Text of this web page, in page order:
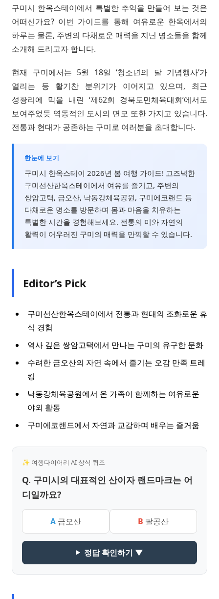
구미시 한옥스테이에서 특별한 추억을 만들어 보는 것은
어떠신가요? 이번 가이드를 통해 여유로운 한옥에서의
하루는 물론, 주변의 다채로운 매력을 지닌 명소들을 함께
소개해 드리고자 합니다.
현재 구미에서는 5월 18일 ‘청소년의 달 기념행사’가
열리는 등 활기찬 분위기가 이어지고 있으며, 최근
성황리에 막을 내린 ‘제62회 경북도민체육대회’에서도
보여주었듯 역동적인 도시의 면모 또한 가지고 있습니다.
전통과 현대가 공존하는 구미로 여러분을 초대합니다.
한눈에 보기
구미시 한옥스테이 2026년 봄 여행 가이드! 고즈넉한
구미선산한옥스테이에서 여유를 즐기고, 주변의
쌍암고택, 금오산, 낙동강체육공원, 구미에코랜드 등
다채로운 명소를 방문하며 몸과 마음을 치유하는
특별한 시간을 경험해보세요. 전통의 미와 자연의
활력이 어우러진 구미의 매력을 만끽할 수 있습니다.
Editor’s Pick
구미선산한옥스테이에서 전통과 현대의 조화로운 휴
식 경험
역사 깊은 쌍암고택에서 만나는 구미의 유구한 문화
수려한 금오산의 자연 속에서 즐기는 오감 만족 트레
킹
낙동강체육공원에서 온 가족이 함께하는 여유로운
야외 활동
구미에코랜드에서 자연과 교감하며 배우는 즐거움
✨ 여행다이어리 AI 상식 퀴즈
Q. 구미시의 대표적인 산이자 랜드마크는 어
디일까요?
A 금오산 B 팔공산
정답 확인하기 ▼